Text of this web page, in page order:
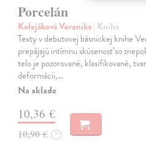
Porcelán
Kolejáková Veronika| Kniha
Texty v debutovej básnickej knihe
prepájajú intímnu skúsenosť so
telo je pozorované, klasifikované,
deformácii,…
Na sklade
10,36 €
10,90 € ?